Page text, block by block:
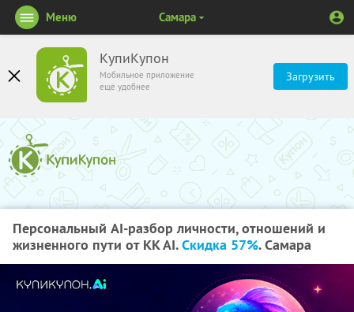
КупиКупон
Мобильное приложение
ещё удобнее
Загрузить
Меню Самара
Персональный AI-разбор личности, отношений и
жизненного пути от KK AI.Скидка 57%. Самара